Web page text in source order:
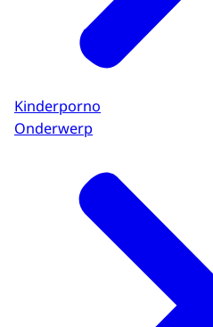
Kinderporno
Onderwerp